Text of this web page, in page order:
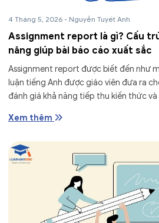
4 Tháng 5, 2026 - Nguyễn Tuyết Anh
Assignment report là gì? Cấu
năng giúp bài báo cáo xuất sắc
Assignment report được biết đến như
luận tiếng Anh được giáo viên đưa ra
đánh giá khả năng tiếp thu kiến thức
Xem thêm